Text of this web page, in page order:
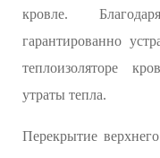
кровле.
гарантированно
теплоизоляторе
утраты тепла.
Перекрытие